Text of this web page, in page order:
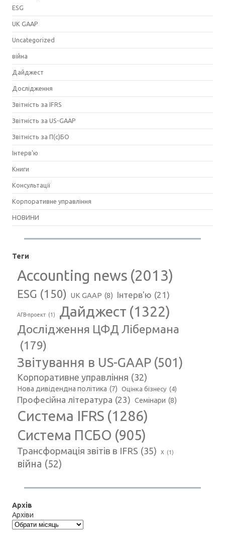
ESG
UK GAAP
Uncategorized
війна
Дайджест
Дослідження
Звітність за IFRS
Звітність за US-GAAP
Звітність за П(с)БО
Інтерв'ю
Книги
Консультації
Корпоративне управління
НОВИНИ
Теги
Accounting news (2013)
ESG (150) UK GAAP (8) Інтерв'ю (21)
АГВ-проект (1) Дайджест (1322)
Дослідження ЦФД Лібермана
(179)
Звітування в US-GAAP (501)
Корпоративне управління (32)
Нова дивідендна політика (7) Оцінка бізнесу (4)
Професійна література (23) Семінари (8)
Система IFRS (1286)
Система ПСБО (905)
Трансформація звітів в IFRS (35) Х (1)
війна (52)
Архів
Архіви